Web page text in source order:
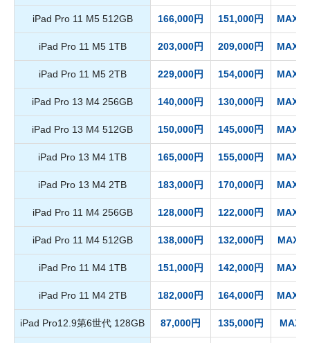
iPad Pro 11 M5 512GB 166,000円 151,000円 MAX
iPad Pro 11 M5 1TB 203,000円 209,000円 MAX
iPad Pro 11 M5 2TB 229,000円 154,000円 MAX
iPad Pro 13 M4 256GB 140,000円 130,000円 MAX
iPad Pro 13 M4 512GB 150,000円 145,000円 MAX
iPad Pro 13 M4 1TB 165,000円 155,000円 MAX
iPad Pro 13 M4 2TB 183,000円 170,000円 MAX
iPad Pro 11 M4 256GB 128,000円 122,000円 MAX
iPad Pro 11 M4 512GB 138,000円 132,000円 MAX
iPad Pro 11 M4 1TB 151,000円 142,000円 MAX
iPad Pro 11 M4 2TB 182,000円 164,000円 MAX
iPad Pro12.9第6世代 128GB 87,000円 135,000円 MAX